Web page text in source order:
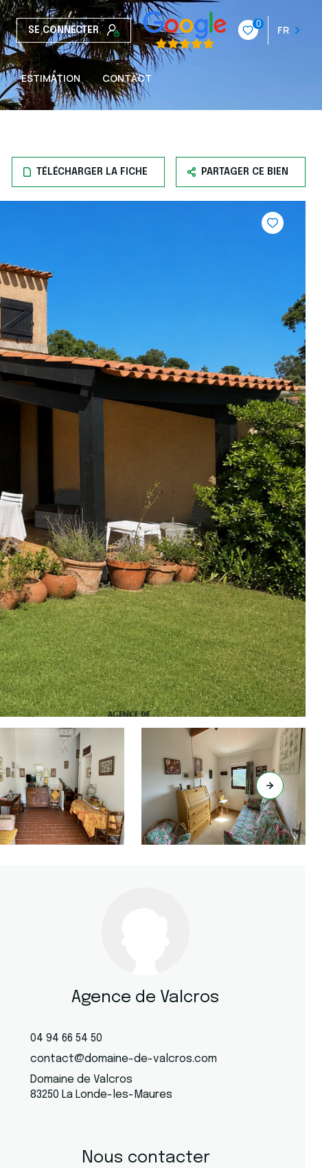
SE CONNECTER
0 FR
ESTIMATION CONTACT
TÉLÉCHARGER LA FICHE PARTAGER CE BIEN
Agence de Valcros
04 94 66 54 50
contact@domaine-de-valcros.com
Domaine de Valcros
83250 La Londe-les-Maures
Nous contacter